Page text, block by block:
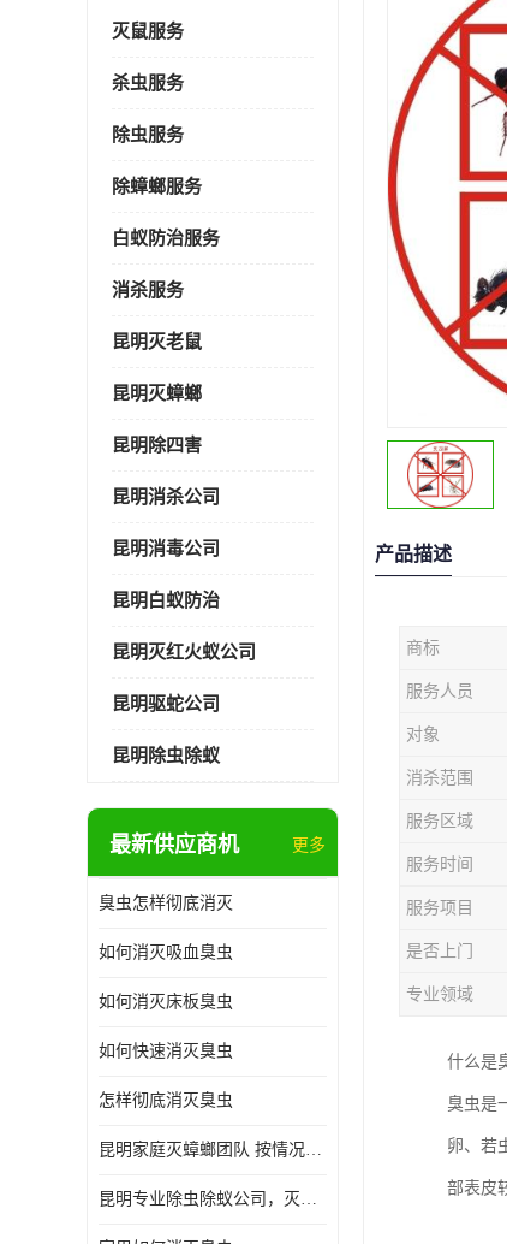
灭鼠服务
杀虫服务
除虫服务
除蟑螂服务
白蚁防治服务
消杀服务
昆明灭老鼠
昆明灭蟑螂
昆明除四害
昆明消杀公司
昆明消毒公司
昆明白蚁防治
昆明灭红火蚁公司
昆明驱蛇公司
昆明除虫除蚁
最新供应商机 更多
臭虫怎样彻底消灭
如何消灭吸血臭虫
如何消灭床板臭虫
如何快速消灭臭虫
怎样彻底消灭臭虫
昆明家庭灭蟑螂团队 按情况提出解决方案
昆明专业除虫除蚁公司，灭鼠，灭蟑螂，灭蚊虫，灭白蚁，灭红火蚁
产品描述
商标
服务人员
对象
消杀范围
服务区域
服务时间
服务项目
是否上门
专业领域
什么是
臭虫是
卵、若
部表皮